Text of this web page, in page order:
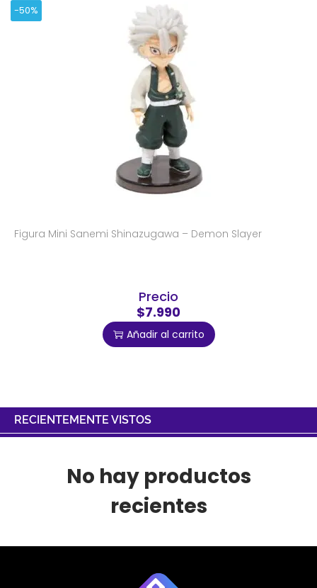
-50%
Figura Mini Sanemi Shinazugawa – Demon Slayer
Precio
$7.990
Añadir al carrito
RECIENTEMENTE VISTOS
No hay productos
recientes